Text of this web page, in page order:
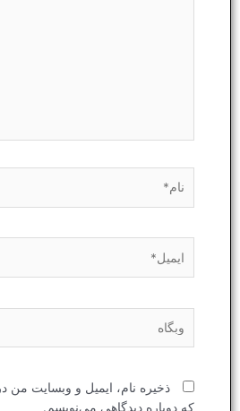
ذخیره نام، ایمیل و وبسایت من
که دوباره دیدگاهی می‌نویسم.